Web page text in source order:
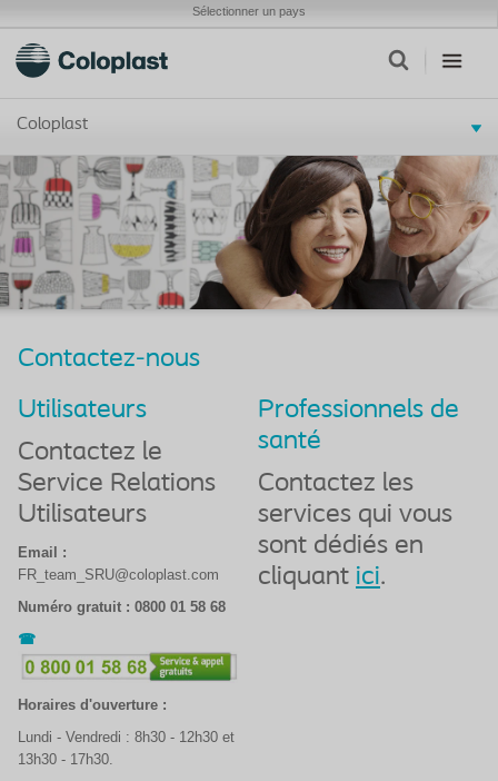
Sélectionner un pays
Coloplast
Contactez-nous
Utilisateurs
Contactez le
Service Relations
Utilisateurs
Email :
FR_team_SRU@coloplast.com
Numéro gratuit : 0800 01 58 68
Horaires d'ouverture :
Lundi - Vendredi : 8h30 - 12h30 et
13h30 - 17h30.
Professionnels de
santé
Contactez les
services qui vous
sont dédiés en
cliquant ici.